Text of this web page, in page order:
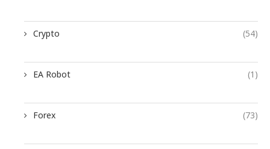
Crypto (54)
EA Robot (1)
Forex (73)